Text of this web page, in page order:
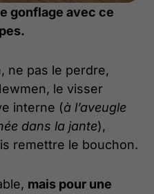
gonflage avec ce
ne pas le perdre,
le visser
interne (à l’aveugle
dans la jante),
remettre le bouchon.
mais pour une